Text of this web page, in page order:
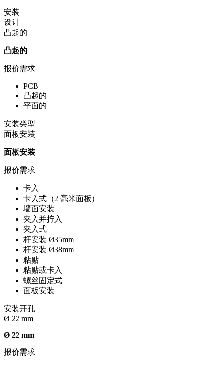
安装
设计
凸起的
凸起的
报价需求
PCB
凸起的
平面的
安装类型
面板安装
面板安装
报价需求
卡入
卡入式（2 毫米面板）
墙面安装
夹入并拧入
夹入式
杆安装 Ø35mm
杆安装 Ø38mm
粘贴
粘贴或卡入
螺丝固定式
面板安装
安装开孔
Ø 22 mm
Ø 22 mm
报价需求